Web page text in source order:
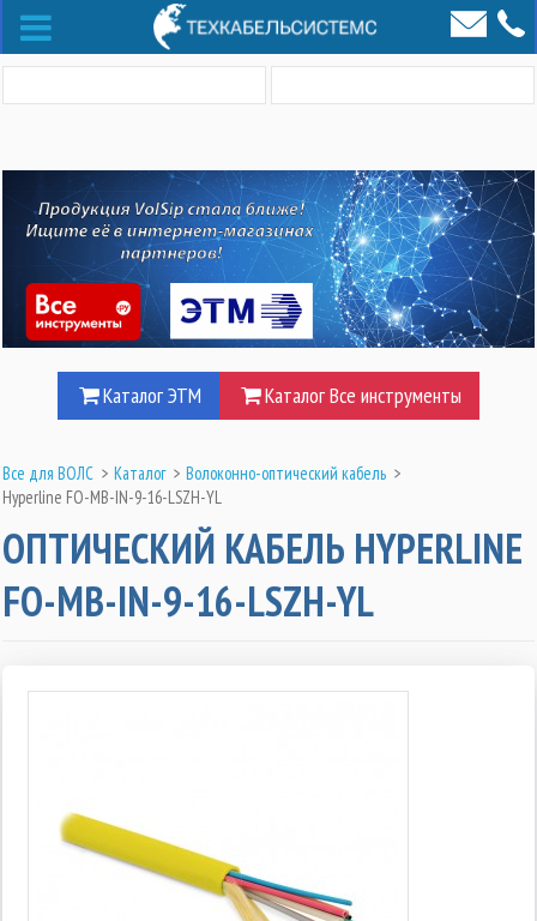
Каталог ЭТМ Каталог Все инструменты
Все для ВОЛС > Каталог > Волоконно-оптический кабель >
Hyperline FO-MB-IN-9-16-LSZH-YL
ОПТИЧЕСКИЙ КАБЕЛЬ HYPERLINE
FO-MB-IN-9-16-LSZH-YL